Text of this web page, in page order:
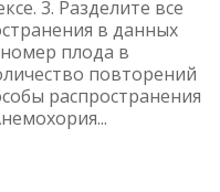
3. Разделите все
в данных
плода в
повторений
распространения